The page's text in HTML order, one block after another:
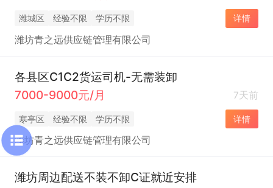
潍城区 经验不限 学历不限 详情
潍坊青之远供应链管理有限公司
各县区C1C2货运司机-无需装卸
7000-9000元/月
7天前
寒亭区 经验不限 学历不限 详情
潍坊青之远供应链管理有限公司
潍坊周边配送不装不卸C证就近安排